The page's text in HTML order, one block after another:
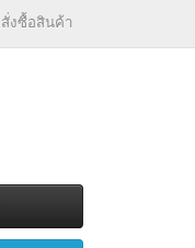
สั่งซื้อสินค้า